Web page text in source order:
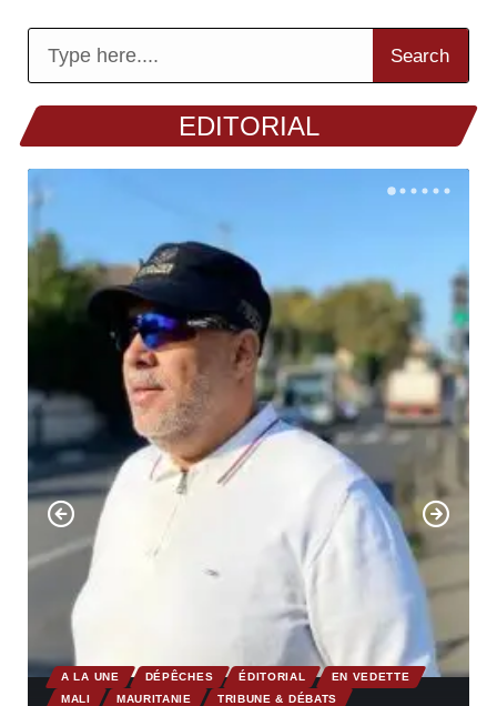
Search
EDITORIAL
A LA UNE DÉPÊCHES ÉDITORIAL
EN VEDETTE
MALI
MAURITANIE TRIBUNE & DÉBATS